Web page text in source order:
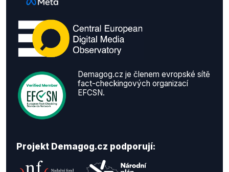
Demagog.cz je členem evropské sítě
fact-checkingových organizací
EFCSN.
Projekt Demagog.cz podporují: